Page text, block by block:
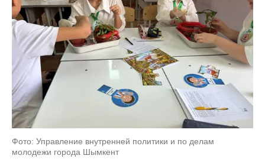
Фото: Управление внутренней политики и по делам
молодежи города Шымкент